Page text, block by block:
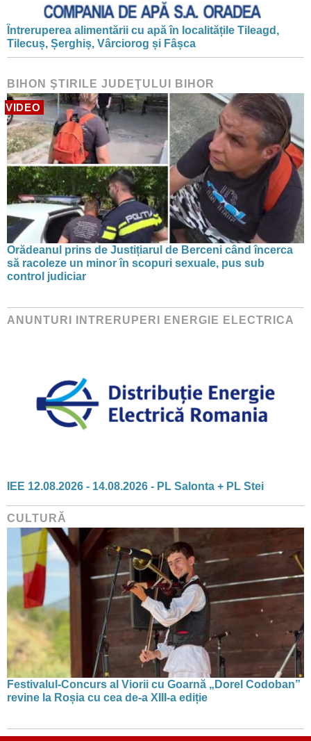
Întreruperea alimentării cu apă în localitățile Tileagd,
Tilecuș, Șerghiș, Vârciorog și Fâșca
BIHON ŞTIRILE JUDEŢULUI BIHOR
VIDEO
Orădeanul prins de Justițiarul de Berceni când încerca
să racoleze un minor în scopuri sexuale, pus sub
control judiciar
ANUNTURI INTRERUPERI ENERGIE ELECTRICA
IEE 12.08.2026 - 14.08.2026 - PL Salonta + PL Stei
CULTURĂ
Festivalul-Concurs al Viorii cu Goarnă „Dorel Codoban”
revine la Roșia cu cea de-a XIII-a ediție